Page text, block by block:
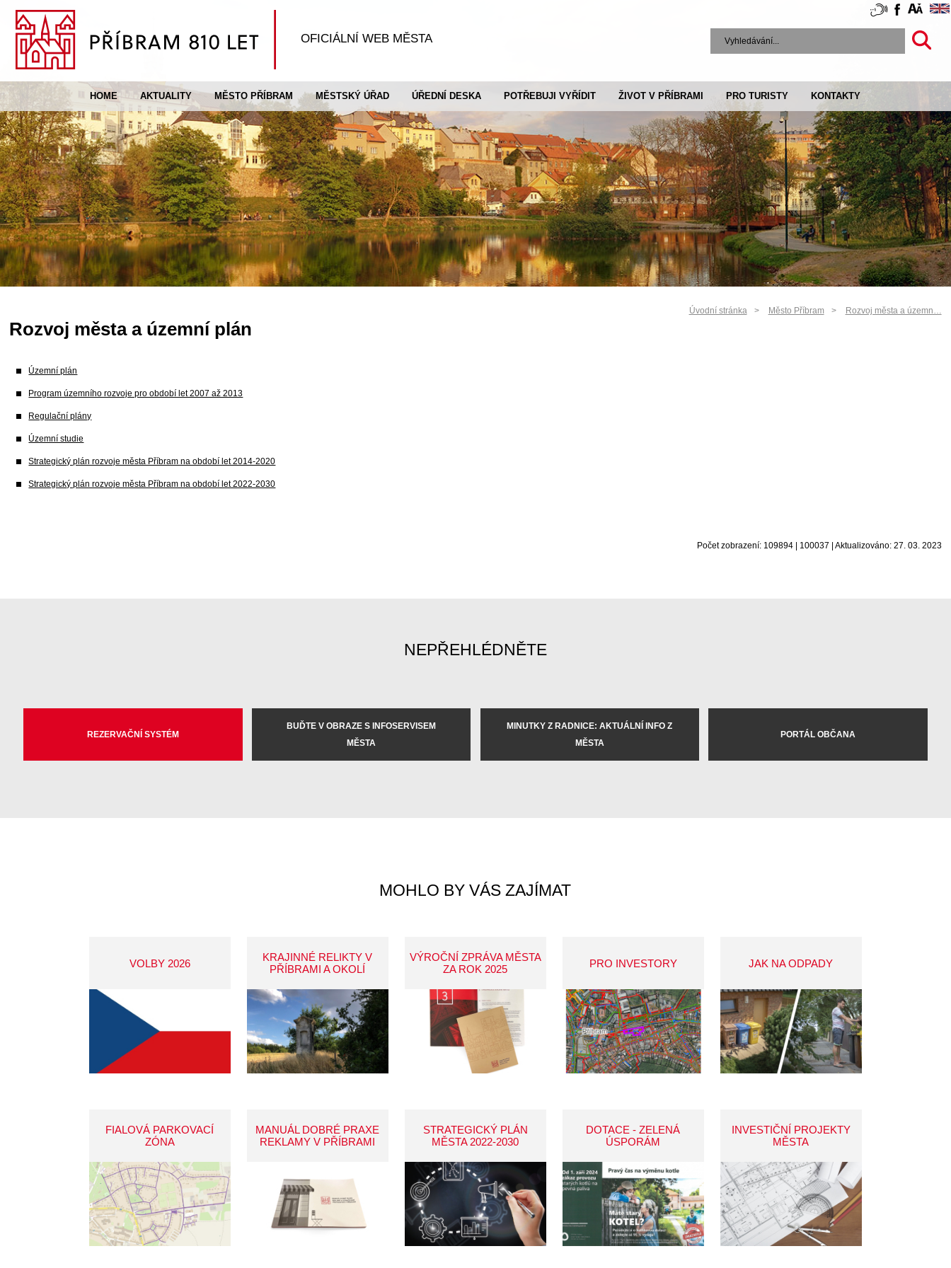
OFICIÁLNÍ WEB MĚSTA
HOME AKTUALITY MĚSTO PŘÍBRAM MĚSTSKÝ ÚŘAD ÚŘEDNÍ DESKA POTŘEBUJI VYŘÍDIT ŽIVOT V PŘÍBRAMI PRO TURISTY KONTAKTY
Úvodní stránka Město Příbram Rozvoj města a územn…
Rozvoj města a územní plán
Územní plán
Program územního rozvoje pro období let 2007 až 2013
Regulační plány
Územní studie
Strategický plán rozvoje města Příbram na období let 2014-2020
Strategický plán rozvoje města Příbram na období let 2022-2030
Počet zobrazení: 109894 | 100037 | Aktualizováno: 27. 03. 2023
NEPŘEHLÉDNĚTE
REZERVAČNÍ SYSTÉM
BUĎTE V OBRAZE S INFOSERVISEM
MĚSTA
MINUTKY Z RADNICE: AKTUÁLNÍ INFO Z
MĚSTA
PORTÁL OBČANA
MOHLO BY VÁS ZAJÍMAT
VOLBY 2026
KRAJINNÉ RELIKTY V
PŘÍBRAMI A OKOLÍ
VÝROČNÍ ZPRÁVA MĚSTA
ZA ROK 2025
PRO INVESTORY JAK NA ODPADY
FIALOVÁ PARKOVACÍ
ZÓNA
MANUÁL DOBRÉ PRAXE
REKLAMY V PŘÍBRAMI
STRATEGICKÝ PLÁN
MĚSTA 2022-2030
DOTACE - ZELENÁ
ÚSPORÁM
INVESTIČNÍ PROJEKTY
MĚSTA